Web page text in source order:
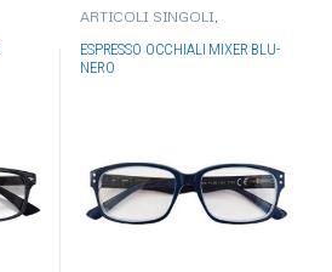
ARTICOLI SINGOLI
OCCHIALI-OMBRELLI
OCCHIALI DA VISTA
ESPRESSO OCCHIALI MIXER BLU-
NERO